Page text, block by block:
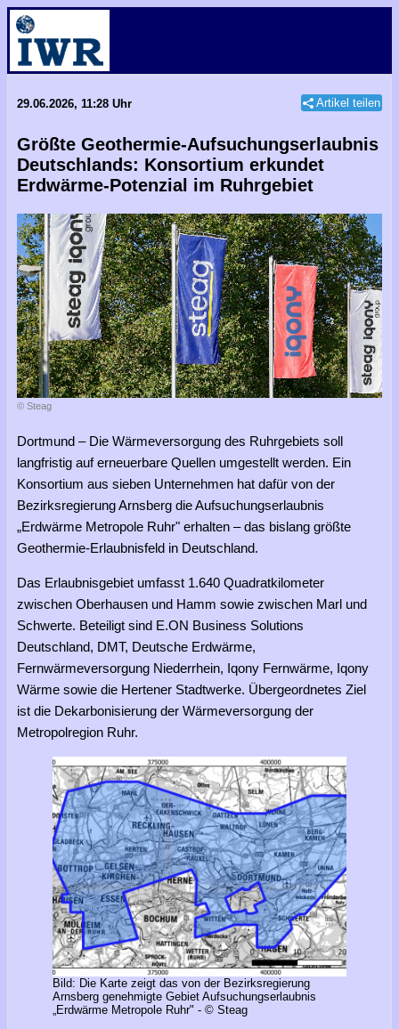
29.06.2026, 11:28 Uhr Artikel teilen
Größte Geothermie-Aufsuchungserlaubnis
Deutschlands: Konsortium erkundet
Erdwärme-Potenzial im Ruhrgebiet
© Steag
Dortmund – Die Wärmeversorgung des Ruhrgebiets soll
langfristig auf erneuerbare Quellen umgestellt werden. Ein
Konsortium aus sieben Unternehmen hat dafür von der
Bezirksregierung Arnsberg die Aufsuchungserlaubnis
„Erdwärme Metropole Ruhr" erhalten – das bislang größte
Geothermie-Erlaubnisfeld in Deutschland.
Das Erlaubnisgebiet umfasst 1.640 Quadratkilometer
zwischen Oberhausen und Hamm sowie zwischen Marl und
Schwerte. Beteiligt sind E.ON Business Solutions
Deutschland, DMT, Deutsche Erdwärme,
Fernwärmeversorgung Niederrhein, Iqony Fernwärme, Iqony
Wärme sowie die Hertener Stadtwerke. Übergeordnetes Ziel
ist die Dekarbonisierung der Wärmeversorgung der
Metropolregion Ruhr.
Bild: Die Karte zeigt das von der Bezirksregierung
Arnsberg genehmigte Gebiet Aufsuchungserlaubnis
„Erdwärme Metropole Ruhr" - © Steag